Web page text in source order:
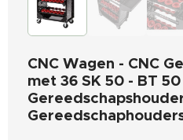
CNC Wagen - CNC
met 36 SK 50 - BT 50